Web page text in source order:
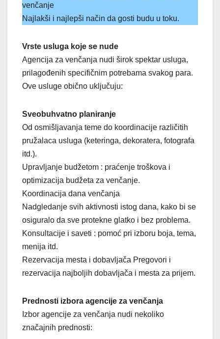
venčanje
Najlakši i najlepši način da gosti budu u toku.
Vrste usluga koje se nude
Agencija za venčanja nudi širok spektar usluga,
prilagođenih specifičnim potrebama svakog para.
Ove usluge obično uključuju:
Sveobuhvatno planiranje
Od osmišljavanja teme do koordinacije različitih
pružalaca usluga (keteringa, dekoratera, fotografa
itd.).
Upravljanje budžetom : praćenje troškova i
optimizacija budžeta za venčanje.
Koordinacija dana venčanja
Nadgledanje svih aktivnosti istog dana, kako bi se
osiguralo da sve protekne glatko i bez problema.
Konsultacije i saveti : pomoć pri izboru boja, tema,
menija itd.
Rezervacija mesta i dobavljača Pregovori i
rezervacija najboljih dobavljača i mesta za prijem.
Prednosti izbora agencije za venčanja
Izbor agencije za venčanja nudi nekoliko
značajnih prednosti: